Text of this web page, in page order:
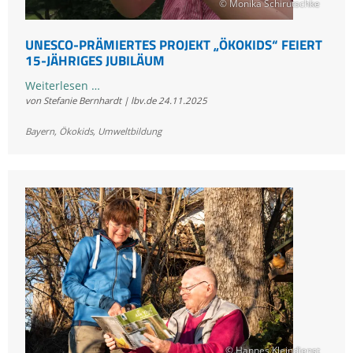
© Monika Schirutschke
UNESCO-PRÄMIERTES PROJEKT „ÖKOKIDS“ FEIERT
15-JÄHRIGES JUBILÄUM
Weiterlesen …
prämiertes
jähriges
Jubiläum
von Stefanie Bernhardt | lbv.de 24.11.2025
Bayern, Ökokids, Umweltbildung
© Hannes Kleindienst